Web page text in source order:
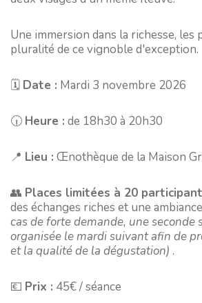
Une immersion dans la richesse, les
pluralité de ce vignoble d'exception.
🗓️ Date : Mardi 3 novembre 2026
🕡 Heure : de 18h30 à 20h30
📍 Lieu : Œnothèque de la Maison
👥 Places limitées à 20
des échanges riches et une
cas de forte demande, une seconde
organisée le mardi suivant afin de
et la qualité de la dégustation) .
💶 Prix : 45€ / séance